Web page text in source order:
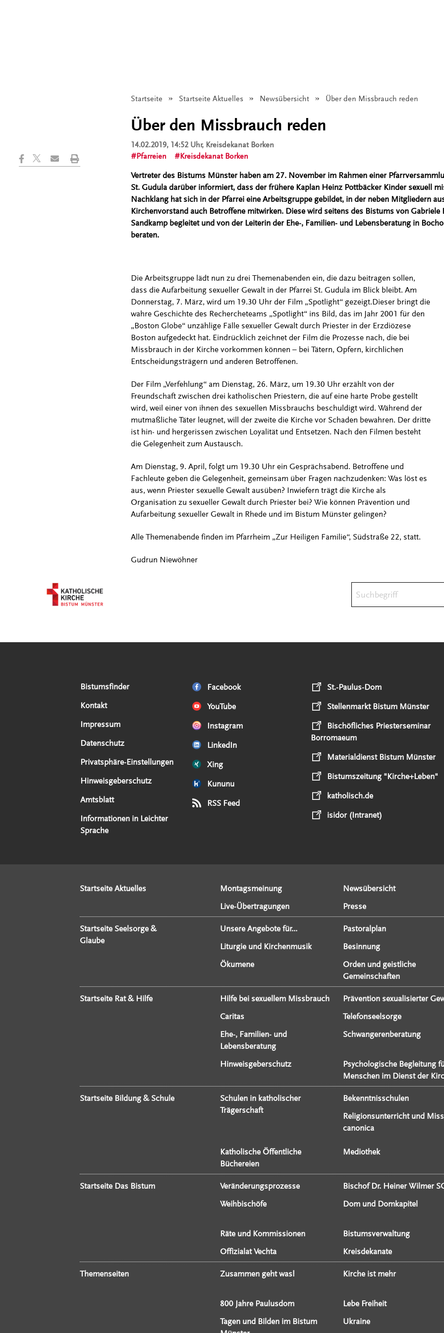
Startseite Startseite Aktuelles Newsübersicht Angezeigt:
Über den Missbrauch reden
Über den Missbrauch reden
14.02.2019, 14:52 Uhr, Kreisdekanat Borken
Pfarreien
Kreisdekanat Borken
Vertreter des Bistums Münster haben am 27. November im Rahmen einer
St. Gudula darüber informiert, dass der frühere Kaplan Heinz Pottbäcker Kinder sexuell
Nachklang hat sich in der Pfarrei eine Arbeitsgruppe gebildet, in der neben Mitgliedern
Kirchenvorstand auch Betroffene mitwirken. Diese wird seitens des Bistums von Gabriele
Sandkamp begleitet und von der Leiterin der Ehe-, Familien- und Lebensberatung in
beraten.
Die Arbeitsgruppe lädt nun zu drei Themenabenden ein, die dazu beitragen sollen,
dass die Aufarbeitung sexueller Gewalt in der Pfarrei St. Gudula im Blick bleibt. Am
Donnerstag, 7. März, wird um 19.30 Uhr der Film „Spotlight“ gezeigt.Dieser bringt die
wahre Geschichte des Rechercheteams „Spotlight“ ins Bild, das im Jahr 2001 für den
„Boston Globe“ unzählige Fälle sexueller Gewalt durch Priester in der Erzdiözese
Boston aufgedeckt hat. Eindrücklich zeichnet der Film die Prozesse nach, die bei
Missbrauch in der Kirche vorkommen können – bei Tätern, Opfern, kirchlichen
Entscheidungsträgern und anderen Betroffenen.
Der Film „Verfehlung“ am Dienstag, 26. März, um 19.30 Uhr erzählt von der
Freundschaft zwischen drei katholischen Priestern, die auf eine harte Probe gestellt
wird, weil einer von ihnen des sexuellen Missbrauchs beschuldigt wird. Während der
mutmaßliche Täter leugnet, will der zweite die Kirche vor Schaden bewahren. Der dritte
ist hin- und hergerissen zwischen Loyalität und Entsetzen. Nach den Filmen besteht
die Gelegenheit zum Austausch.
Am Dienstag, 9. April, folgt um 19.30 Uhr ein Gesprächsabend. Betroffene und
Fachleute geben die Gelegenheit, gemeinsam über Fragen nachzudenken: Was löst es
aus, wenn Priester sexuelle Gewalt ausüben? Inwiefern trägt die Kirche als
Organisation zu sexueller Gewalt durch Priester bei? Wie können Prävention und
Aufarbeitung sexueller Gewalt in Rhede und im Bistum Münster gelingen?
Alle Themenabende finden im Pfarrheim „Zur Heiligen Familie“, Südstraße 22, statt.
Gudrun Niewöhner
Serviceangebote
Bistumsfinder
Kontakt
Impressum
Datenschutz
Privatsphäre-Einstellungen
Hinweisgeberschutz
Amtsblatt
Informationen in Leichter
Sprache
Social Media Angebote Facebook
YouTube
Instagram
LinkedIn
Xing
Kununu
RSS Feed
Externe Links St.-Paulus-Dom
Stellenmarkt Bistum Münster
Bischöfliches Priesterseminar
Borromaeum
Materialdienst Bistum Münster
Bistumszeitung "Kirche+Leben"
katholisch.de
isidor (Intranet)
Startseite Aktuelles Montagsmeinung Newsübersicht
Live-Übertragungen
Presse
Startseite Seelsorge &
Glaube
Unsere Angebote für... Pastoralplan
Liturgie und Kirchenmusik
Besinnung
Ökumene
Orden und geistliche
Gemeinschaften
Startseite Rat & Hilfe Hilfe bei sexuellem Missbrauch Prävention sexualisierter
Caritas
Telefonseelsorge
Ehe-, Familien- und
Lebensberatung
Schwangerenberatung
Hinweisgeberschutz
Psychologische Begleitung
Menschen im Dienst der
Startseite Bildung & Schule
Schulen in katholischer
Trägerschaft
Bekenntnisschulen
Religionsunterricht und
canonica
Katholische Öffentliche
Büchereien
Mediothek
Startseite Das Bistum Veränderungsprozesse Bischof Dr. Heiner Wilmer
Weihbischöfe
Dom und Domkapitel
Räte und Kommissionen
Bistumsverwaltung
Offizialat Vechta
Kreisdekanate
Themenseiten Zusammen geht was! Kirche ist mehr
800 Jahre Paulusdom
Lebe Freiheit
Tagen und Bilden im Bistum
Ukraine